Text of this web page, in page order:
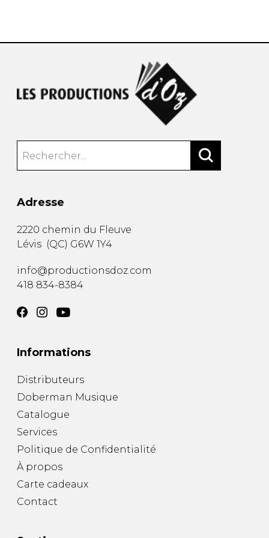
Adresse
2220 chemin du Fleuve
Lévis (QC) G6W 1Y4
info@productionsdoz.com
418 834-8384
Informations
Distributeurs
Doberman Musique
Catalogue
Services
Politique de Confidentialité
À propos
Carte cadeaux
Contact